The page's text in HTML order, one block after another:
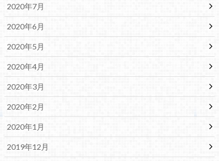
2020年7月
2020年6月
2020年5月
2020年4月
2020年3月
2020年2月
2020年1月
2019年12月